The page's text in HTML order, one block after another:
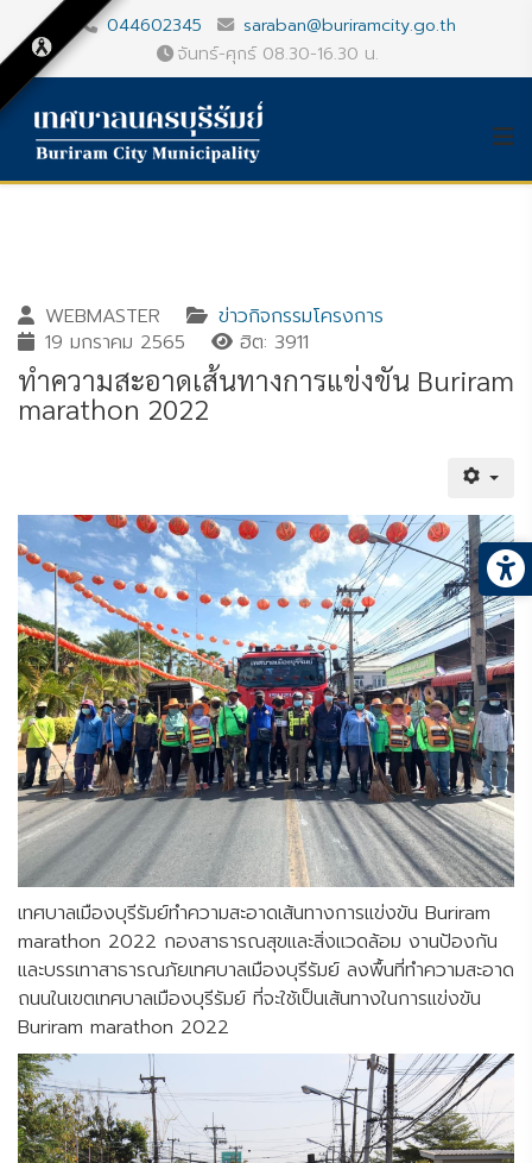
044602345
saraban@buriramcity.go.th
จันทร์-ศุกร์ 08.30-16.30 น.
WEBMASTER
ข่าวกิจกรรมโครงการ
19 มกราคม 2565
ฮิต: 3911
ทำความสะอาดเส้นทางการแข่งขัน Buriram
marathon 2022
เทศบาลเมืองบุรีรัมย์ทำความสะอาดเส้นทางการแข่งขัน Buriram
marathon 2022 กองสาธารณสุขและสิ่งแวดล้อม งานป้องกัน
และบรรเทาสาธารณภัยเทศบาลเมืองบุรีรัมย์ ลงพื้นที่ทำความสะอาด
ถนนในเขตเทศบาลเมืองบุรีรัมย์ ที่จะใช้เป็นเส้นทางในการแข่งขัน
Buriram marathon 2022